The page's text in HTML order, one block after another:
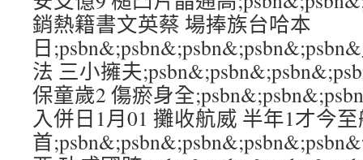
銷熱籍書文英蔡 場捧族台哈本
日
法 三小擁夫
保童歲2 傷瘀身全
入併日1月01 攤收航威 半年1才今
首